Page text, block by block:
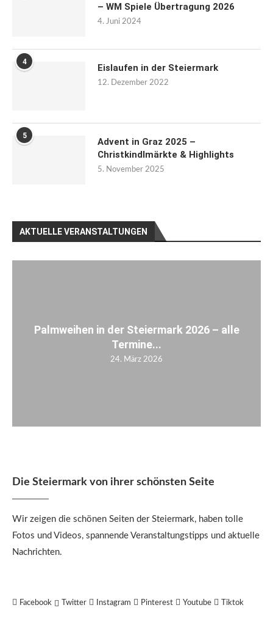
AKTUELLE VERANSTALTUNGEN
Palmweihen in der Steiermark 2026 – alle
Termine...
24. März 2026
Die Steiermark von ihrer schönsten Seite
Wir zeigen die schönen Seiten der Steiermark, haben tolle
Fotos und Videos, spannende Veranstaltungstipps und aktuelle
Nachrichten.
Facebook Twitter Instagram Pinterest Youtube Tiktok
– WM Spiele Übertragung 2026
4. Juni 2024
4
Eislaufen in der Steiermark
12. Dezember 2022
5
Advent in Graz 2025 –
Christkindlmärkte & Highlights
5. November 2025